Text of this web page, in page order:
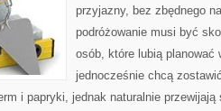
przyjazny, bez zbędnego
podróżowanie musi być
osób, które lubią
jednocześnie chcą
i papryki, jednak naturalnie